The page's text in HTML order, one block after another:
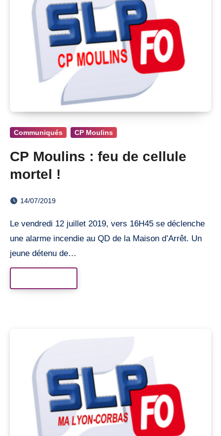
Communiqués CP Moulins
CP Moulins : feu de cellule
mortel !
14/07/2019
Le vendredi 12 juillet 2019, vers 16H45 se déclenche
une alarme incendie au QD de la Maison d’Arrêt. Un
jeune détenu de…